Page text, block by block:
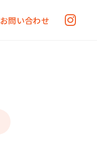
お問い合わせ